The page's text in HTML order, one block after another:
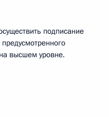
подписание
высшем уровне.